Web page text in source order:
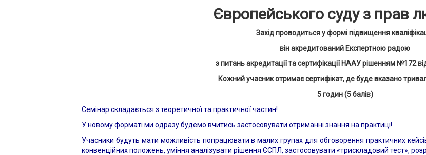
Європейського суду з прав
Захід проводиться у формі підвищення
він акредитований Експертною радою
з питань акредитації та сертифікації НААУ рішенням №172
Кожний учасник отримає сертифікат, де буде вказано
5годин (5балів)
Семінар складається з теоретичної та практичної частин!
У новому форматі ми одразу будемо вчитись застосовувати отриманні знання на практиці!
Учасники будуть мати можливість попрацювати в малих групах для обговорення практичних
конвенційних положень, уміння аналізувати рішення ЄСПЛ, застосовувати «трискладовий тест»,